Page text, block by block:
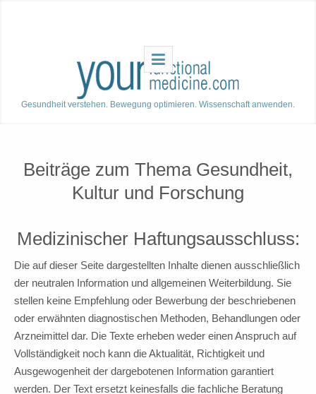
Gesundheit verstehen. Bewegung optimieren. Wissenschaft anwenden.
Beiträge zum Thema Gesundheit,
Kultur und Forschung
Medizinischer Haftungsausschluss:
Die auf dieser Seite dargestellten Inhalte dienen ausschließlich
der neutralen Information und allgemeinen Weiterbildung. Sie
stellen keine Empfehlung oder Bewerbung der beschriebenen
oder erwähnten diagnostischen Methoden, Behandlungen oder
Arzneimittel dar. Die Texte erheben weder einen Anspruch auf
Vollständigkeit noch kann die Aktualität, Richtigkeit und
Ausgewogenheit der dargebotenen Information garantiert
werden. Der Text ersetzt keinesfalls die fachliche Beratung